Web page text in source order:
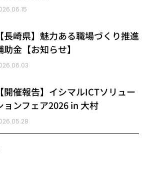
【長崎県】魅力ある職場づくり推進
助金【お知らせ】
【開催報告】イシマルICTソリュー
ョンフェア2026 in 大村